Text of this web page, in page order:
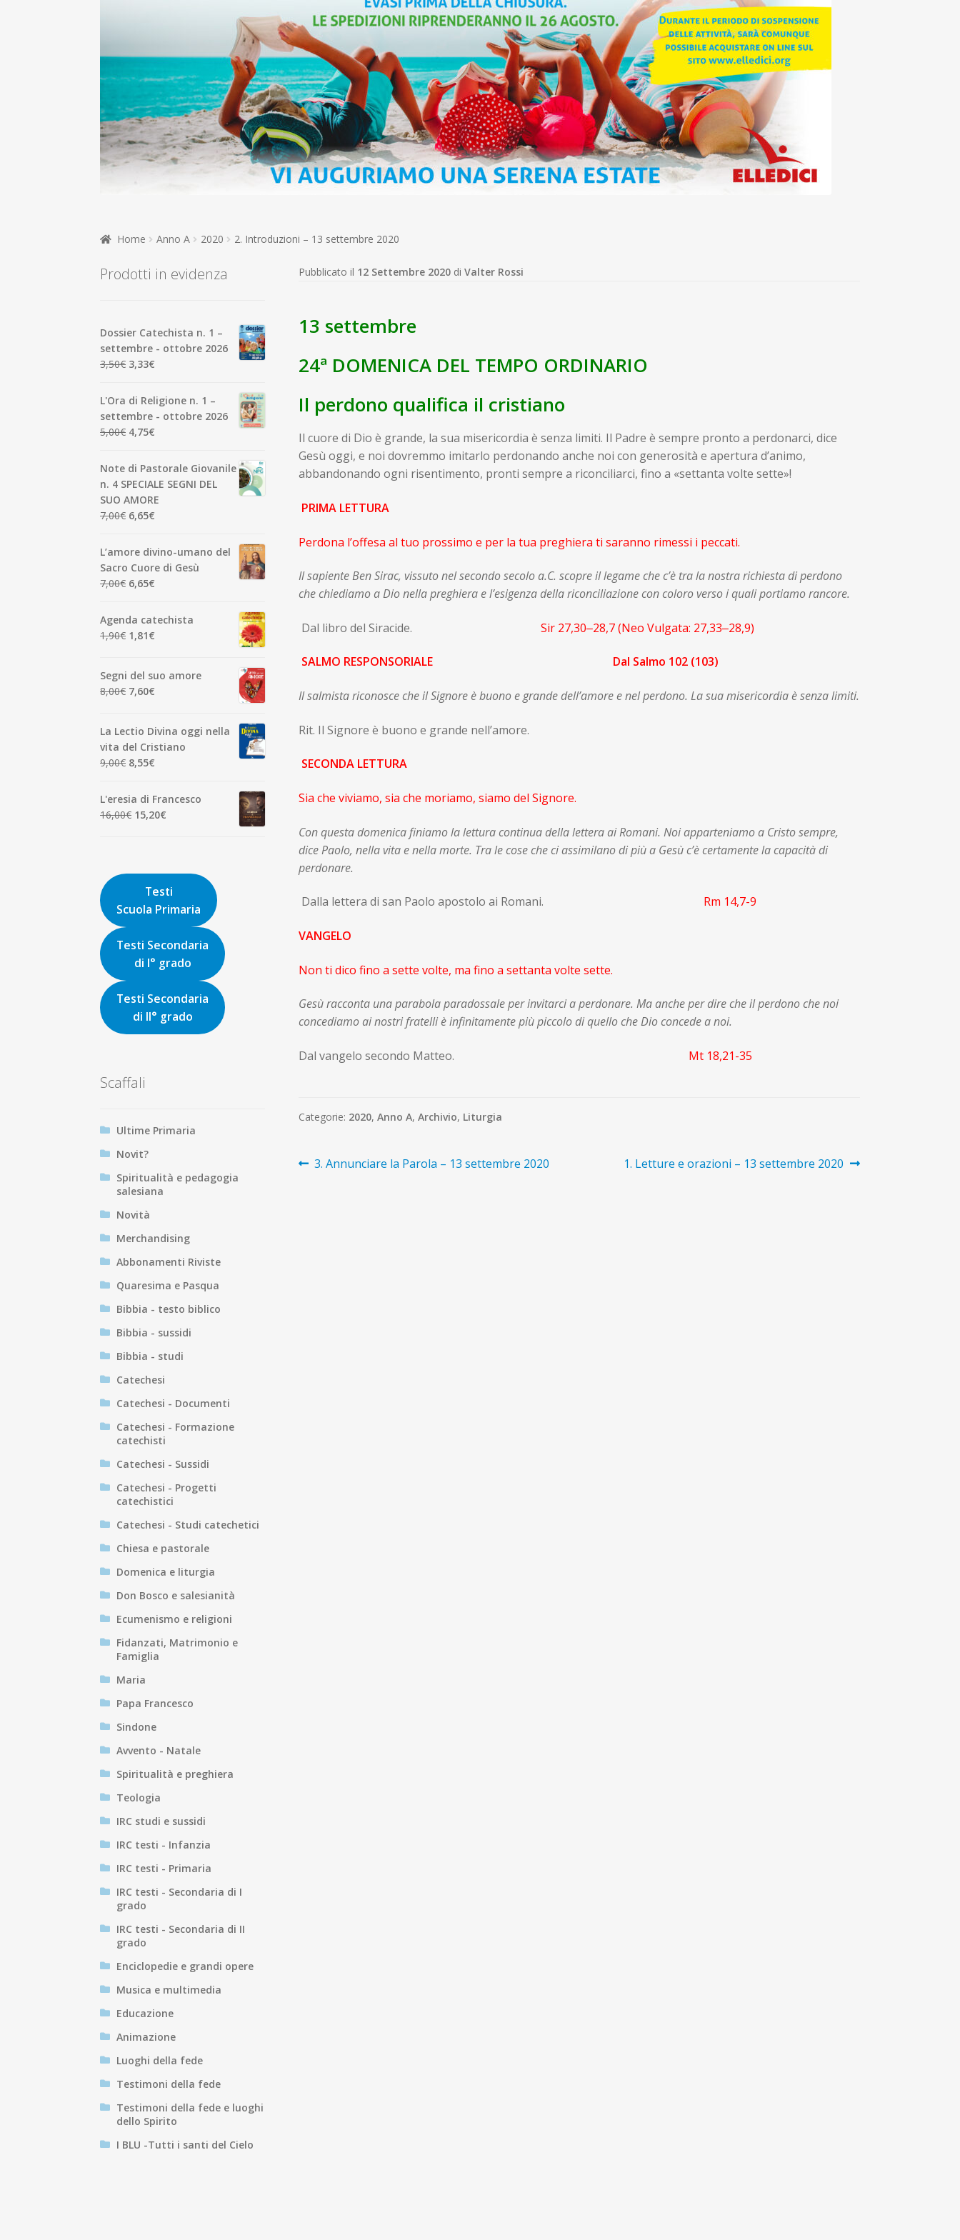
Home Anno A 2020 2. Introduzioni – 13 settembre 2020
Pubblicato il 12 Settembre 2020 di Valter Rossi
13 settembre
24ª DOMENICA DEL TEMPO ORDINARIO
Il perdono qualifica il cristiano
Il cuore di Dio è grande, la sua misericordia è senza limiti. Il Padre è sempre pronto a perdonarci, dice
Gesù oggi, e noi dovremmo imitarlo perdonando anche noi con generosità e apertura d’animo,
abbandonando ogni risentimento, pronti sempre a riconciliarci, fino a «settanta volte sette»!
PRIMA LETTURA
Perdona l’offesa al tuo prossimo e per la tua preghiera ti saranno rimessi i peccati.
Il sapiente Ben Sirac, vissuto nel secondo secolo a.C. scopre il legame che c’è tra la nostra richiesta di perdono
che chiediamo a Dio nella preghiera e l’esigenza della riconciliazione con coloro verso i quali portiamo rancore.
Dal libro del Siracide. Sir 27,30‒28,7 (Neo Vulgata: 27,33‒28,9)
SALMO RESPONSORIALE Dal Salmo 102 (103)
Il salmista riconosce che il Signore è buono e grande dell’amore e nel perdono. La sua misericordia è senza limiti.
Rit. Il Signore è buono e grande nell’amore.
SECONDA LETTURA
Sia che viviamo, sia che moriamo, siamo del Signore.
Con questa domenica finiamo la lettura continua della lettera ai Romani. Noi apparteniamo a Cristo sempre,
dice Paolo, nella vita e nella morte. Tra le cose che ci assimilano di più a Gesù c’è certamente la capacità di
perdonare.
Dalla lettera di san Paolo apostolo ai Romani. Rm 14,7-9
VANGELO
Non ti dico fino a sette volte, ma fino a settanta volte sette.
Gesù racconta una parabola paradossale per invitarci a perdonare. Ma anche per dire che il perdono che noi
concediamo ai nostri fratelli è infinitamente più piccolo di quello che Dio concede a noi.
Dal vangelo secondo Matteo. Mt 18,21-35
Categorie: 2020, Anno A, Archivio, Liturgia
Navigazione
Articolo
3. Annunciare la Parola – 13 settembre 2020
Articolo
1. Letture e orazioni – 13 settembre 2020
Prodotti in evidenza
Dossier Catechista n. 1 –
settembre - ottobre 2026
3,50€ Il
originale
era:
3,50€.
3,33€
attuale
è:
L'Ora di Religione n. 1 –
settembre - ottobre 2026
5,00€ Il
originale
era:
5,00€.
4,75€
attuale
è:
4,75€.
Note di Pastorale Giovanile
n. 4 SPECIALE SEGNI DEL
SUO AMORE
7,00€ Il
originale
era:
7,00€.
6,65€
attuale
L’amore divino-umano del
Sacro Cuore di Gesù
7,00€ Il
originale
era:
7,00€.
6,65€
attuale
Agenda catechista
1,90€ Il
era:
1,90€.
1,81€
è:
Segni del suo amore
8,00€ Il
era:
8,00€.
7,60€
è:
7,60€.
La Lectio Divina oggi nella
vita del Cristiano
9,00€ Il
originale
era:
9,00€.
8,55€
attuale
è:
L'eresia di Francesco
16,00€ Il
16,00€.
15,20€
15,20€.
Testi
Scuola Primaria
Testi Secondaria
di I° grado
Testi Secondaria
di II° grado
Scaffali
Ultime Primaria
Novit?
Spiritualità e pedagogia
salesiana
Novità
Merchandising
Abbonamenti Riviste
Quaresima e Pasqua
Bibbia - testo biblico
Bibbia - sussidi
Bibbia - studi
Catechesi
Catechesi - Documenti
Catechesi - Formazione
catechisti
Catechesi - Sussidi
Catechesi - Progetti
catechistici
Catechesi - Studi catechetici
Chiesa e pastorale
Domenica e liturgia
Don Bosco e salesianità
Ecumenismo e religioni
Fidanzati, Matrimonio e
Famiglia
Maria
Papa Francesco
Sindone
Avvento - Natale
Spiritualità e preghiera
Teologia
IRC studi e sussidi
IRC testi - Infanzia
IRC testi - Primaria
IRC testi - Secondaria di I
grado
IRC testi - Secondaria di II
grado
Enciclopedie e grandi opere
Musica e multimedia
Educazione
Animazione
Luoghi della fede
Testimoni della fede
Testimoni della fede e luoghi
dello Spirito
I BLU -Tutti i santi del Cielo